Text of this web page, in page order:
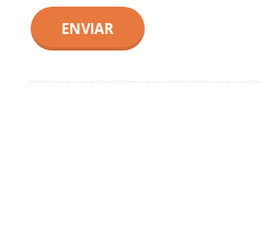
ENVIAR